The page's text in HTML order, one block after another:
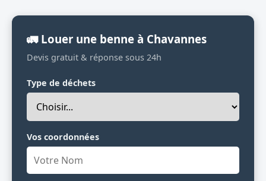
🚛 Louer une benne à Chavannes
Devis gratuit & réponse sous 24h
Type de déchets
Vos coordonnées